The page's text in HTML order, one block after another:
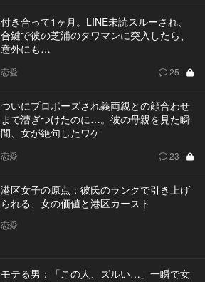
付き合って1ヶ月。LINE未読スルーされ、
合鍵で彼の芝浦のタワマンに突入したら、
意外にも…
恋愛 25
ついにプロポーズされ義両親との顔合わせ
まで漕ぎつけたのに…。彼の母親を見た瞬
間、女が絶句したワケ
恋愛 23
港区女子の原点：彼氏のランクで引き上げ
られる、女の価値と港区カースト
恋愛
モテる男：「この人、ズルい…」一瞬で女